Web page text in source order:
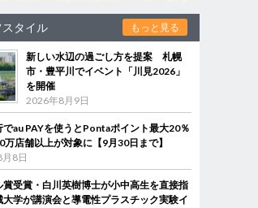
スタイル もっと見る
新しい水辺の過ごし方を提案 札幌
市・豊平川でイベント「川見2026」
を開催
2026年8月9日
でau PAYを使うとPontaポイント最大20％
万店舗以上が対象に【9月30日まで】
8日
賞受賞・白川英樹博士が小中高生を直接指
学が講演会と導電性プラスチック実験イ